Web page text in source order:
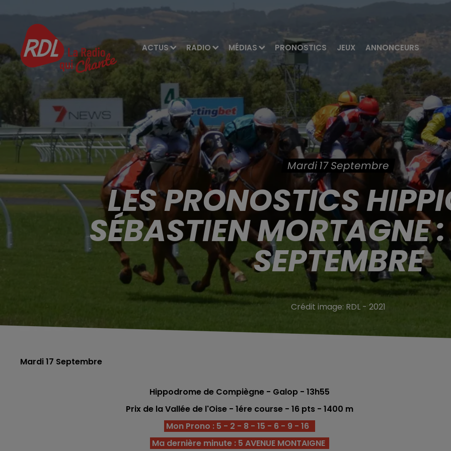
ACTUS RADIO MÉDIAS PRONOSTICS JEUX ANNONCEURS
Mardi 17 Septembre
LES PRONOSTICS
SÉBASTIEN MORTAGNE
SEPTEMBRE
Crédit image: RDL - 2021
Mardi 17 Septembre
Hippodrome de Compiègne - Galop - 13h55
Prix de la Vallée de l'Oise - 1ére course - 16 pts - 1400 m
Mon Prono : 5 - 2 - 8 - 15 - 6 - 9 - 16
Ma dernière minute : 5 AVENUE MONTAIGNE